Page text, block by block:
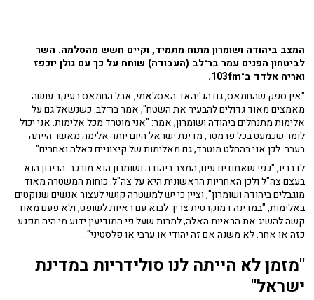
המצב ביהודה ושומרון מתוח מתמיד, וקיים חשש מהסלמה. השר
לביטחון הפנים עמר בר־לב (העבודה) שוחח על כך עם גולן יוכפז
ואריה אלדד ב־103fm.
"אין ספק שהחמאס, גם הג'יהאד האסלאמי, אבל החמאס בעיקר עושה
מאמצים מאוד גדולים להבעיר את השטח", אמר בר־לב. כשנשאל גם על
אלימות מתנחלים ביהודה ושומרון, אמר: "אני מוטרד מכל אלימות. אני יכול
לומר שכמעט בכל פרמטר, מדינת ישראל היום יותר אלימה מאשר הייתה
בעבר. לכן אני בהחלט מוטרד, גם מאלימות של קיצוניים כאלה ואחרים".
לדבריו, "כפי שאתם יודעים, המצב ביהודה ושומרון הוא מורכב. הריבון הוא
בעצם צה"ל ולכן האחריות הראשונית היא על צה"ל. כוחות המשטרה מאוד
מוגבלים ביהודה ושומרון", וציין כי יש למשטרה קושי לעצור אנשים שנוקטים
באלימות, "במדינה דמוקרטית צריך לבוא עם ראיות לשופט, ולא פעם מאוד
קשה להשיג את הראיות האלה, למרות שעל פי המודיעין ידוע מי היה מפגע
כזה או אחר. לא משנה אם זה יהודי או ערבי או פלסטיני".
"מזמן לא הייתה לנו סולידריות במדינת
ישראל"